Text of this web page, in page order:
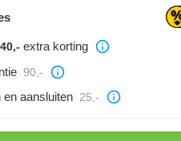
40,- extra korting
90,-
en aansluiten 25,-